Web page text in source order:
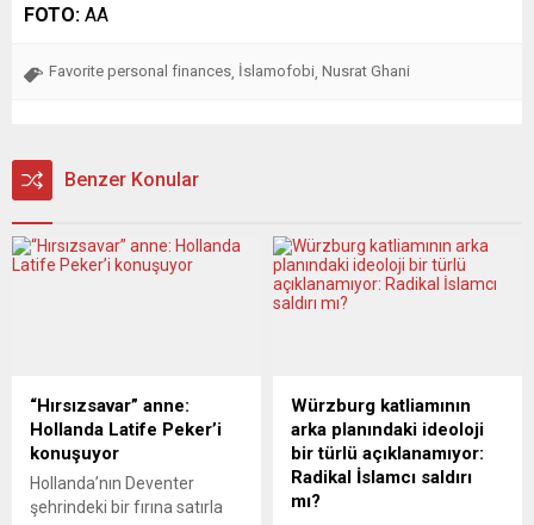
FOTO: AA
Favorite personal finances İslamofobi Nusrat Ghani
Benzer Konular
“Hırsızsavar” anne:
Hollanda Latife Peker’i
konuşuyor
Hollanda’nın Deventer
şehrindeki bir fırına satırla
Würzburg katliamının
arka planındaki ideoloji
bir türlü açıklanamıyor:
Radikal İslamcı saldırı
mı?